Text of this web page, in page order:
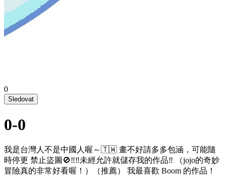
0
Sledovat
0-0
我是台灣人不是中國人喔～🇹🇼 畫不好請多多包涵，可能隨
時停更 禁止盜圖🚫‼️‼️未經允許就儲存我的作品‼️ （jojo的奇妙
冒險真的非常好看喔！）（推薦） 我最喜歡 Boom 的作品！